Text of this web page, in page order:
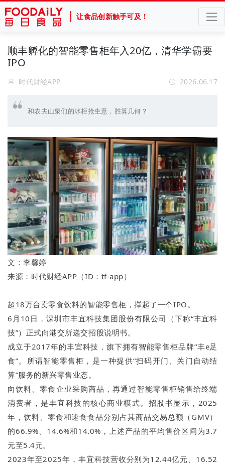
让食品创新触手可及！
顺丰孵化的智能零售柜年入20亿，清华学霸要
IPO
时代财经APP 2026.06.17
和农夫山泉们的冰柜抢生意，胜算几何？
文：李馨婷
来源：时代财经APP（ID：tf-app）
超18万台卖零食饮料的智能零售柜，撑起了一个IPO。
6月10日，深圳市丰宜科技集团股份有限公司（下称“丰宜科
技”）正式向港交所递交招股说明书。
成立于2017年的丰宜科技，旗下拥有智能零售柜品牌“丰e足
食”。所谓智能零售柜，是一种提供“扫码开门、关门自动结
算”服务的新兴零售业态。
向饮料、零食企业采购商品，再通过智能零售柜销售给终端
消费者，是丰宜科技的核心商业模式。招股书显示，2025
年，饮料、零食和速食食品分别占其商品交易总额（GMV）
的66.9%、14.6%和14.0%，上述产品的平均售价区间为3.7
元至5.4元。
2023年至2025年，丰宜科技营收分别为12.44亿元、16.52